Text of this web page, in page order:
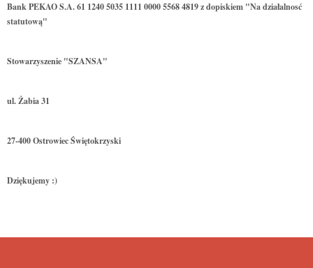
Bank PEKAO S.A. 61 1240 5035 1111 0000 5568 4819 z dopiskiem "Na działalnosć
statutową"
Stowarzyszenie "SZANSA"
ul. Żabia 31
27-400 Ostrowiec Świętokrzyski
Dziękujemy :)